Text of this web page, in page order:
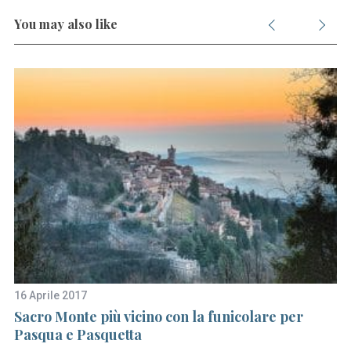
You may also like
16 Aprile 2017
Sacro Monte più vicino con la funicolare per
Pasqua e Pasquetta